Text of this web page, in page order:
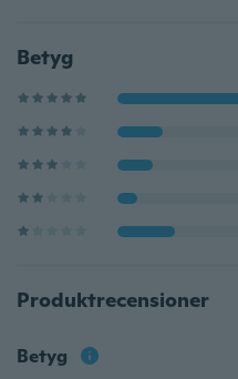
Betyg
Produktrecensioner
Betyg